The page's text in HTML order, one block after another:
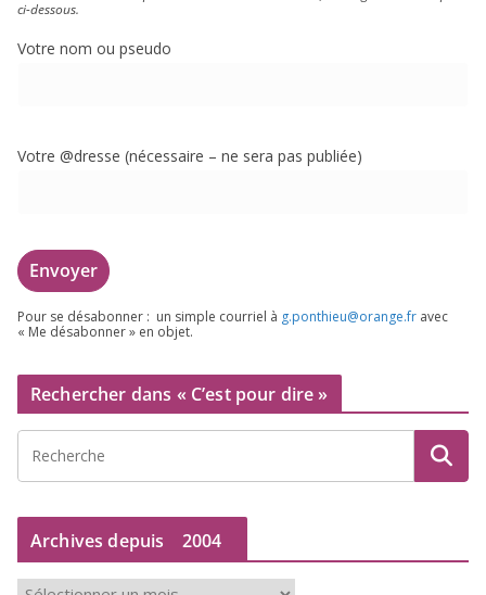
ci-dessous.
Votre nom ou pseudo
Votre @dresse (néces­saire – ne sera pas publiée)
Pour se désa­bon­ner : un simple cour­riel à g.​ponthieu@​orange.​fr avec
« Me désa­bon­ner » en objet.
Rechercher dans « C’est pour dire »
Archives depuis 2004